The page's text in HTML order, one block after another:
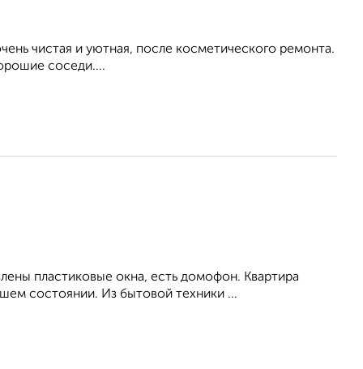
чистая и уютная, после косметического ремонта.
соседи....
пластиковые окна, есть домофон. Квартира
состоянии. Из бытовой техники ...